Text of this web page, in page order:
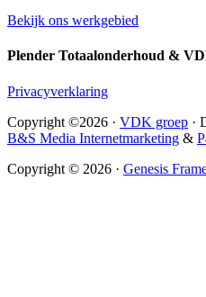
Bekijk ons werkgebied
Plender Totaalonderhoud &
Privacyverklaring
Copyright ©2026 · VDK groep ·
B&S Media Internetmarketing &
Copyright © 2026 · Genesis